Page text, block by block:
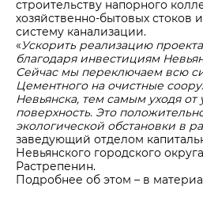
строительству напорного
хозяйственно-бытовых стоков
систему канализации.
«Ускорить реализацию
благодаря инвестициям
Сейчас мы переключаем всю
Цементного на очистные
Невьянска, тем самым уходя от
поверхность. Это
экологической обстановки в
заведующий отделом
Невьянского городского
Растрепенин.
Подробнее об этом – в